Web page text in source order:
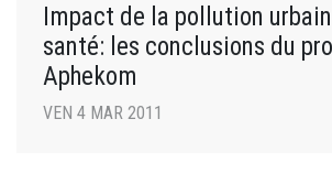
Impact de la pollution
santé: les conclusions du
Aphekom
VEN 4 MAR 2011